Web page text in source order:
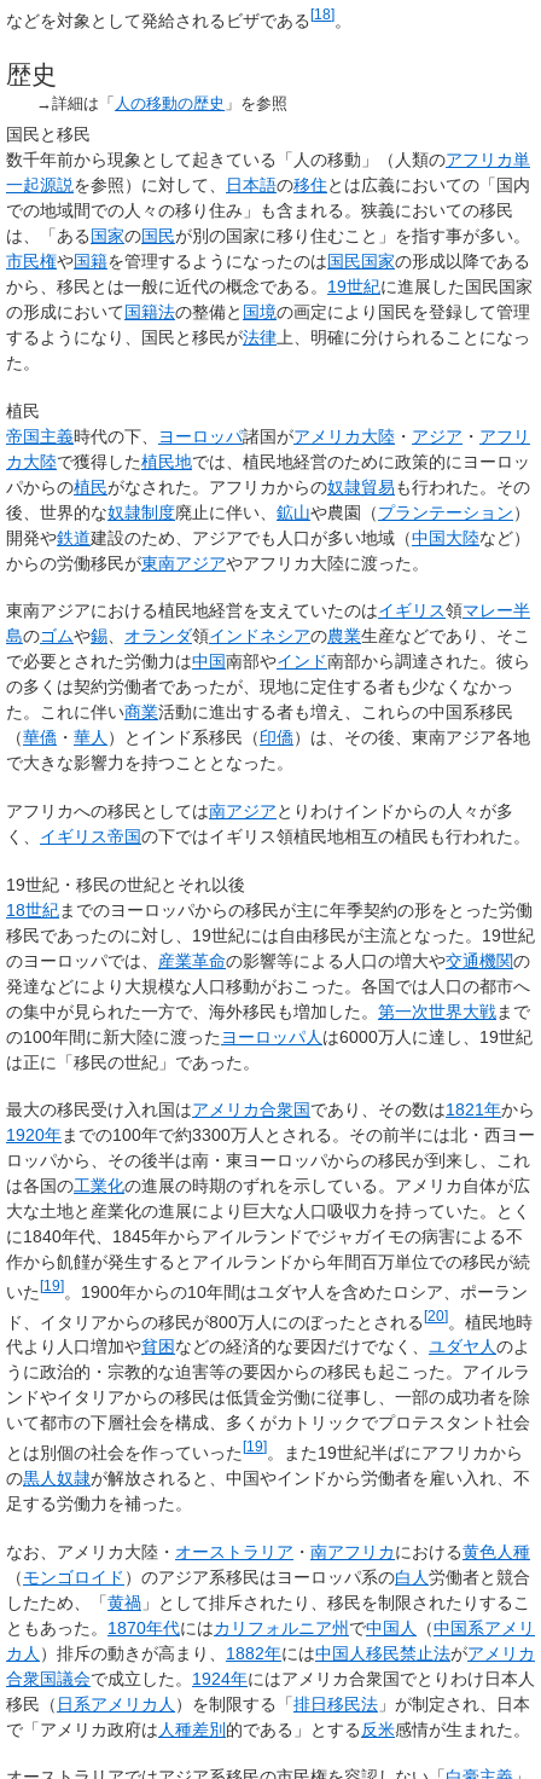
などを対象として発給されるビザである[18]
歴史
→詳細は「 人の移動の歴史 」を参照
国民と移民
数千年前から現象として起きている「人の移動」（人類のアフリカ単
一起源説を参照）に対して、 日本語の移住とは広義においての「国内
での地域間での人々の移り住み」も含まれる。狭義においての移民
は、「ある国家の国民が別の国家に移り住むこと」を指す事が多い。
市民権や国籍を管理するようになったのは国民国家の形成以降である
から、移民とは一般に近代の概念である。 19世紀に進展した国民国家
の形成において国籍法の整備と 国境の画定により国民を登録して管理
するようになり、国民と移民が法律 上、明確に分けられることになっ
た。
植民
帝国主義時代の下、 ヨーロッパ諸国がアメリカ大陸 ・ アジア ・ アフリ
カ大陸で獲得した植民地では、植民地経営のために政策的にヨーロッ
パからの植民がなされた。アフリカからの奴隷貿易も行われた。その
後、世界的な奴隷制度廃止に伴い、 鉱山や農園（プランテーション）
開発や鉄道建設のため、アジアでも人口が多い地域（中国大陸など）
からの労働移民が東南アジアやアフリカ大陸に渡った。
東南アジアにおける植民地経営を支えていたのはイギリス領マレー半
島のゴムや錫、 オランダ領インドネシアの農業生産などであり、そこ
で必要とされた労働力は中国南部やインド南部から調達された。彼ら
の多くは契約労働者であったが、現地に定住する者も少なくなかっ
た。これに伴い商業活動に進出する者も増え、これらの中国系移民
（華僑 ・ 華人 ）とインド系移民（印僑）は、その後、東南アジア各地
で大きな影響力を持つこととなった。
アフリカへの移民としては南アジアとりわけインドからの人々が多
く、 イギリス帝国の下ではイギリス領植民地相互の植民も行われた。
19世紀・移民の世紀とそれ以後
18世紀までのヨーロッパからの移民が主に年季契約の形をとった労働
移民であったのに対し、19世紀には自由移民が主流となった。19世紀
のヨーロッパでは、 産業革命の影響等による人口の増大や交通機関の
発達などにより大規模な人口移動がおこった。各国では人口の都市へ
の集中が見られた一方で、海外移民も増加した。 第一次世界大戦まで
の100年間に新大陸に渡った ヨーロッパ人 は6000万人に達し、19世紀
は正に「移民の世紀」であった。
最大の移民受け入れ国はアメリカ合衆国であり、その数は1821年から
1920年までの100年で約3300万人とされる。その前半には北・西ヨー
ロッパから、その後半は南・東ヨーロッパからの移民が到来し、これ
は各国の工業化の進展の時期のずれを示している。アメリカ自体が広
大な土地と産業化の進展により巨大な人口吸収力を持っていた。とく
に1840年代、1845年からアイルランドでジャガイモの病害による不
作から飢饉が発生するとアイルランドから年間百万単位での移民が続
いた [19] 。1900年からの10年間はユダヤ人を含めたロシア、ポーラン
ド、イタリアからの移民が800万人にのぼったとされる[20]。植民地時
代より人口増加や貧困などの経済的な要因だけでなく、 ユダヤ人のよ
うに政治的・宗教的な迫害等の要因からの移民も起こった。アイルラ
ンドやイタリアからの移民は低賃金労働に従事し、一部の成功者を除
いて都市の下層社会を構成、多くがカトリックでプロテスタント社会
とは別個の社会を作っていった [19] 。また19世紀半ばにアフリカから
の黒人奴隷が解放されると、中国やインドから労働者を雇い入れ、不
足する労働力を補った。
なお、アメリカ大陸・ オーストラリア ・ 南アフリカにおける黄色人種
（モンゴロイド ）のアジア系移民はヨーロッパ系の白人労働者と競合
したため、「黄禍 」として排斥されたり、移民を制限されたりするこ
ともあった。 1870年代にはカリフォルニア州 で中国人 （中国系アメリ
カ人 ）排斥の動きが高まり、 1882年には中国人移民禁止法がアメリカ
合衆国議会で成立した。 1924年にはアメリカ合衆国でとりわけ日本人
移民（ 日系アメリカ人 ）を制限する「排日移民法 」が制定され、日本
で「アメリカ政府は 人種差別 的である」とする 反米感情が生まれた。